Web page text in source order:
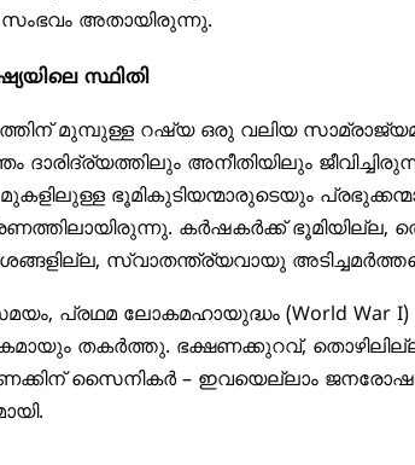
അതായിരുന്നു.
സ്ഥിതി
മുമ്പുള്ള റഷ്യ ഒരു വലിയ
ദാരിദ്ര്യത്തിലും അനീതിയിലും
ഭൂമികുടിയന്മാരുടെയും
കർഷകർക്ക് ഭൂമിയില്ല,
സ്വാതന്ത്ര്യവായു
പ്രഥമ ലോകമഹായുദ്ധം (World War I
തകർത്തു. ഭക്ഷണക്കുറവ്,
സൈനികർ – ഇവയെല്ലാം ജനരോഷം